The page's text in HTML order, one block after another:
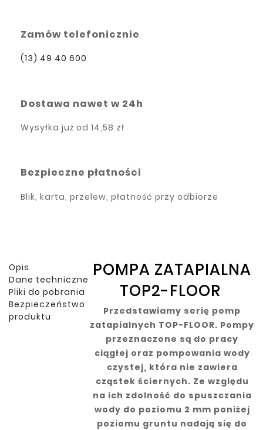
Zamów telefonicznie
(13) 49 40 600
Dostawa nawet w 24h
Wysyłka już od 14,58 zł
Bezpieczne płatności
Blik, karta, przelew, płatność przy odbiorze
Opis
Dane techniczne
Pliki do pobrania
Bezpieczeństwo
produktu
POMPA ZATAPIALNA
TOP2-FLOOR
Przedstawiamy serię pomp
zatapialnych TOP-FLOOR. Pompy
przeznaczone są do pracy
ciągłej oraz pompowania wody
czystej, która nie zawiera
cząstek ściernych. Ze względu
na ich zdolność do spuszczania
wody do poziomu 2 mm poniżej
poziomu gruntu nadają się do